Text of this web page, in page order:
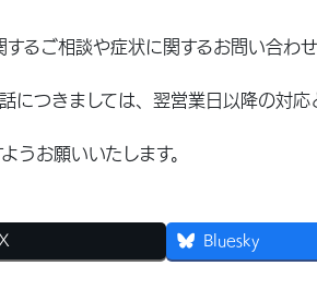
るご相談や症状に関するお問い合わ
につきましては、翌営業日以降の対応
うお願いいたします。
X Bluesky